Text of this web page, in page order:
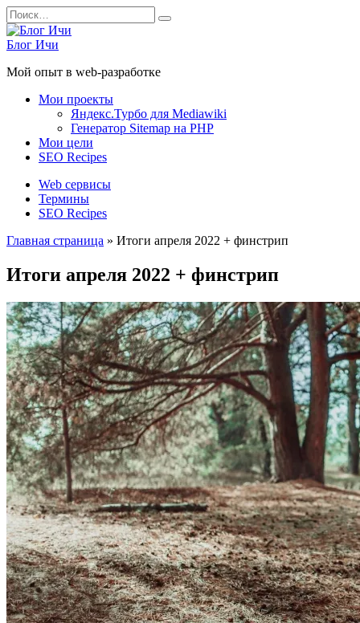
Перейти
к
содержанию
Search
for:
Блог Ичи
Мой опыт в web-разработке
Мои проекты
Яндекс.Турбо для Mediawiki
Генератор Sitemap на PHP
Мои цели
SEO Recipes
Web сервисы
Термины
SEO Recipes
Главная страница » Итоги апреля 2022 + финстрип
Итоги апреля 2022 + финстрип